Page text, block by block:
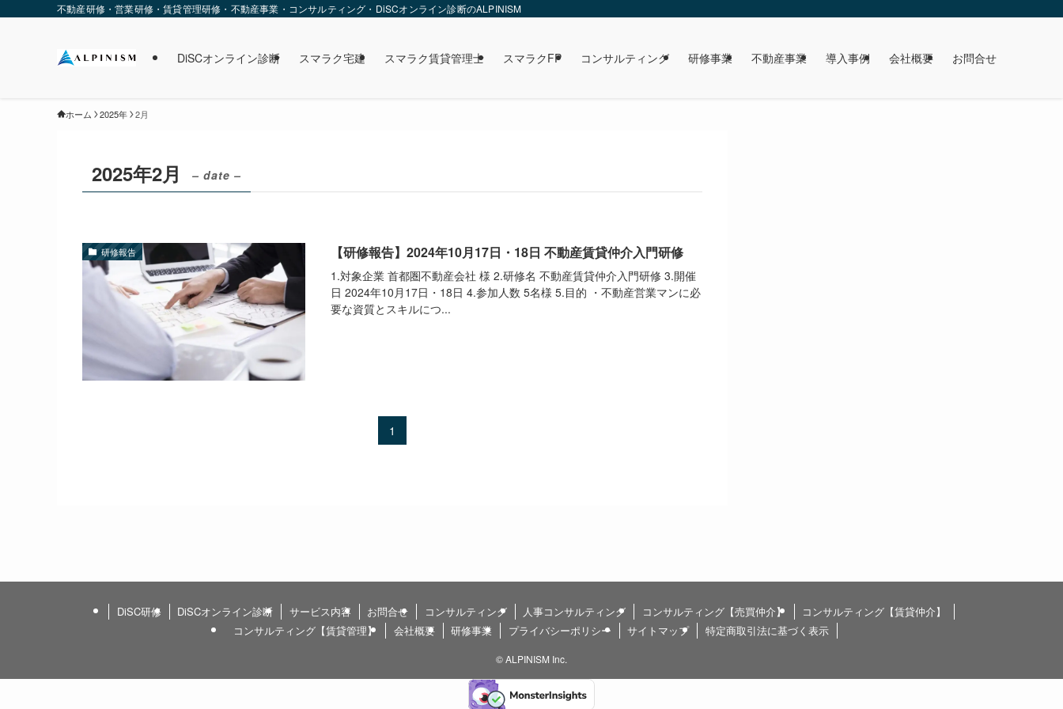
不動産研修・営業研修・賃貸管理研修・不動産事業・コンサルティング・DiSCオンライン診断のALPINISM
DiSCオンライン診断 スマラク宅建 スマラク賃貸管理士 スマラクFP コンサルティング 研修事業 不動産事業 導入事例 会社概要 お問合せ
ホーム 2025年 2月
2025年2月 – date –
研修報告 【研修報告】2024年10月17日・18日 不動産賃貸仲介入門研修
1.対象企業 首都圏不動産会社 様 2.研修名 不動産賃貸仲介入門研修 3.開催
日 2024年10月17日・18日 4.参加人数 5名様 5.目的 ・不動産営業マンに必
要な資質とスキルにつ...
1
DiSC研修 DiSCオンライン診断 サービス内容 お問合せ コンサルティング 人事コンサルティング コンサルティング【売買仲介】
コンサルティング【賃貸仲介】
コンサルティング【賃貸管理】
会社概要 研修事業 プライバシーポリシー サイトマップ 特定商取引法に基づく表示
©ALPINISM Inc.